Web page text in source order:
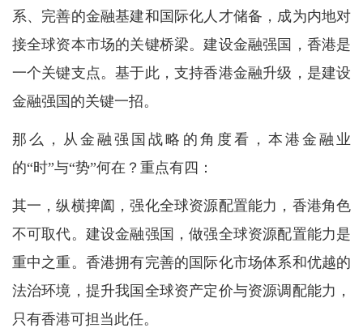
系、完善的金融基建和国际化人才储备，成为内地对
接全球资本市场的关键桥梁。建设金融强国，香港是
一个关键支点。基于此，支持香港金融升级，是建设
金融强国的关键一招。
那么，从金融强国战略的角度看，本港金融业
的“时”与“势”何在？重点有四：
其一，纵横捭阖，强化全球资源配置能力，香港角色
不可取代。建设金融强国，做强全球资源配置能力是
重中之重。香港拥有完善的国际化市场体系和优越的
法治环境，提升我国全球资产定价与资源调配能力，
只有香港可担当此任。